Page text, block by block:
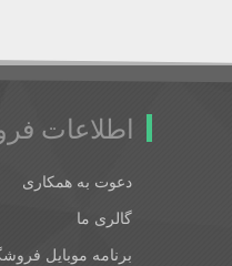
اطلاعات
دعوت به همکاری
گالری ما
برنامه موبایل